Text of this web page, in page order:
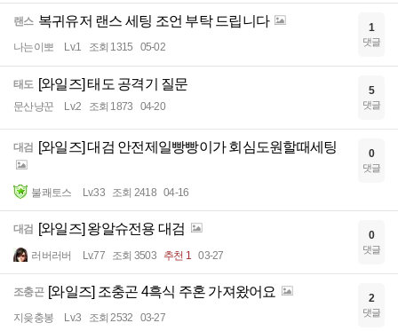
랜스 복귀유저 랜스 세팅 조언 부탁 드립니다
나는이뽀 Lv.1 조회 1315 05-02
1
댓글
태도 [와일즈] 태도 공격기 질문
문산냥꾼 Lv.2 조회 1873 04-20
5
댓글
대검 [와일즈] 대검 안전제일빵빵이가 회심도원할때세팅
불쾌토스 Lv.33 조회 2418 04-16
0
댓글
대검 [와일즈] 왕알슈전용 대검
러버러버 Lv.77 조회 3503 추천 1 03-27
0
댓글
조충곤 [와일즈] 조충곤 4흑식 주혼 가져왔어요
지읒충봉 Lv.3 조회 2532 03-27
2
댓글